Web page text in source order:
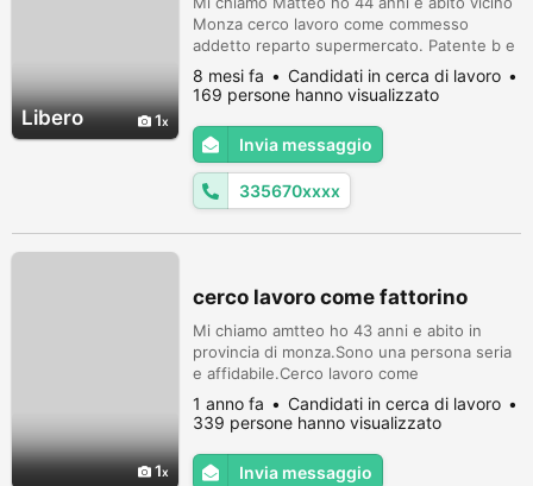
Libero 1
Monza cerco lavoro come commesso
addetto reparto supermercato. Patente b e
automunito. Sono un uomo serio e
affidabile. Disponibilità immediata. Cell
3356706279
8 mesi fa
Candidati in cerca di lavoro
169 persone hanno visualizzato
Invia messaggio
335670xxxx
1
cerco lavoro come fattorino
Mi chiamo amtteo ho 43 anni e abito in
provincia di monza.Sono una persona seria
e affidabile.Cerco lavoro come
fattorino.Sono in pssesso della patente b e
sono automunito.Disponibilità
immediata.cell 3356706279
1 anno fa
Candidati in cerca di lavoro
339 persone hanno visualizzato
Invia messaggio